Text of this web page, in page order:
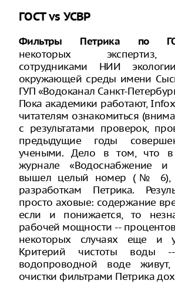
ГОСТ vs УСВР
Фильтры Петрика по
некоторых экспертиз,
сотрудниками НИИ
окружающей среды имени
ГУП «Водоканал Санкт-
Пока академики работают,
читателям ознакомиться
с результатами проверок,
предыдущие годы
учеными. Дело в том, что
журнале «Водоснабжение и
вышел целый номер (№ 6),
разработкам Петрика.
просто аховые: содержание
если и понижается, то
рабочей мощности -- процентов
некоторых случаях еще и
Критерий чистоты воды
водопроводной воде
очистки фильтрами Петрика